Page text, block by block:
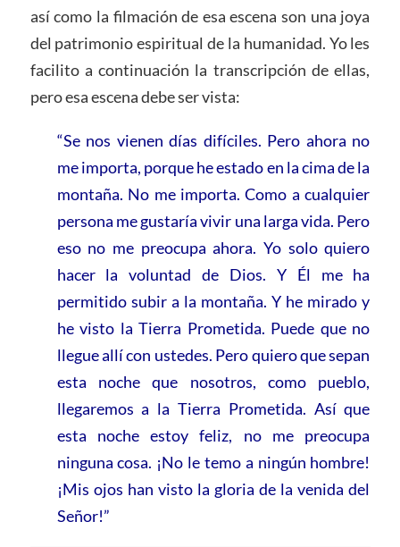
así como la filmación de esa escena son una joya
del patrimonio espiritual de la humanidad. Yo les
facilito a continuación la transcripción de ellas,
pero esa escena debe ser vista:
“Se nos vienen días difíciles. Pero ahora no
me importa, porque he estado en la cima de la
montaña. No me importa. Como a cualquier
persona me gustaría vivir una larga vida. Pero
eso no me preocupa ahora. Yo solo quiero
hacer la voluntad de Dios. Y Él me ha
permitido subir a la montaña. Y he mirado y
he visto la Tierra Prometida. Puede que no
llegue allí con ustedes. Pero quiero que sepan
esta noche que nosotros, como pueblo,
llegaremos a la Tierra Prometida. Así que
esta noche estoy feliz, no me preocupa
ninguna cosa. ¡No le temo a ningún hombre!
¡Mis ojos han visto la gloria de la venida del
Señor!”